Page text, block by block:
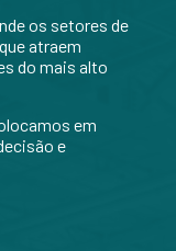
os setores de
atraem
do mais alto
em
e